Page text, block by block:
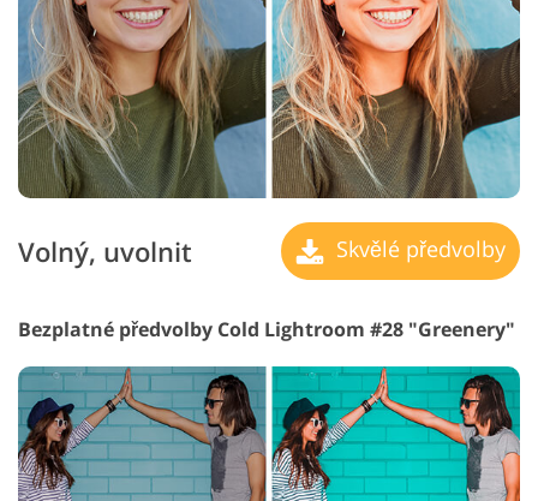
Volný, uvolnit Skvělé předvolby
Bezplatné předvolby Cold Lightroom #28 "Greenery"